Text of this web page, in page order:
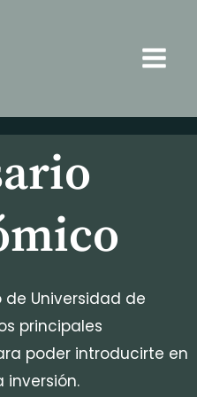
de Universidad de
principales
poder introducirte en
inversión.